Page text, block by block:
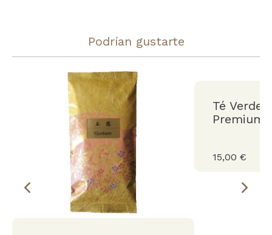
Podrían gustarte
Té Verde
Premium
15,00 €